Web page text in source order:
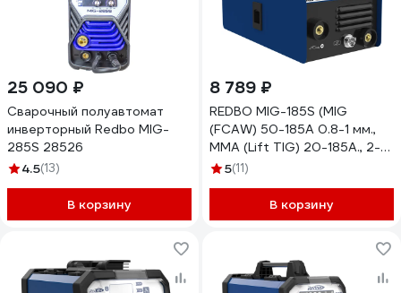
25 090 ₽
Сварочный полуавтомат
инверторный Redbo MIG-
285S 28526
4.5(13)
В корзину
8 789 ₽
REDBO MIG-185S (MIG
(FCAW) 50-185A 0.8-1 мм.,
MMA (Lift TIG) 20-185A., 2-4
мм., два дисплея, 5шт. на
5(11)
В корзину